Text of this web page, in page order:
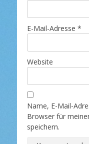
E-Mail-Adresse *
Website
Name, E-Mail-
Browser für
speichern.